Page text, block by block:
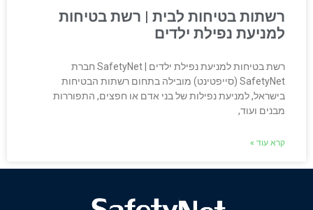
רשתות בטיחות לבית | רשת בטיחות
למניעת נפילת ילדים
רשת בטיחות למניעת נפילת ילדים | SafetyNet חברת
SafetyNet (סייפטינט) מובילה בתחום רשתות הבטיחות
בישראל, למניעת נפילות של בני אדם או חפצים, התפוררות
מבנים ועוד,
קרא עוד »